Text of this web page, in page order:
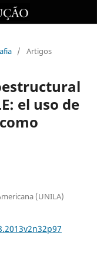
/ Artigos
el uso de
(UNILA)